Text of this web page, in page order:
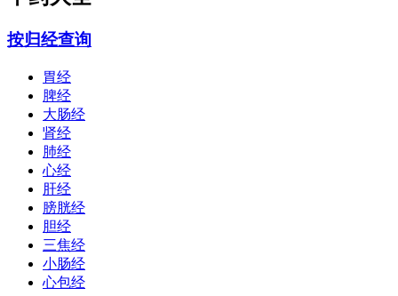
按归经查询
胃经
脾经
大肠经
肾经
肺经
心经
肝经
膀胱经
胆经
三焦经
小肠经
心包经